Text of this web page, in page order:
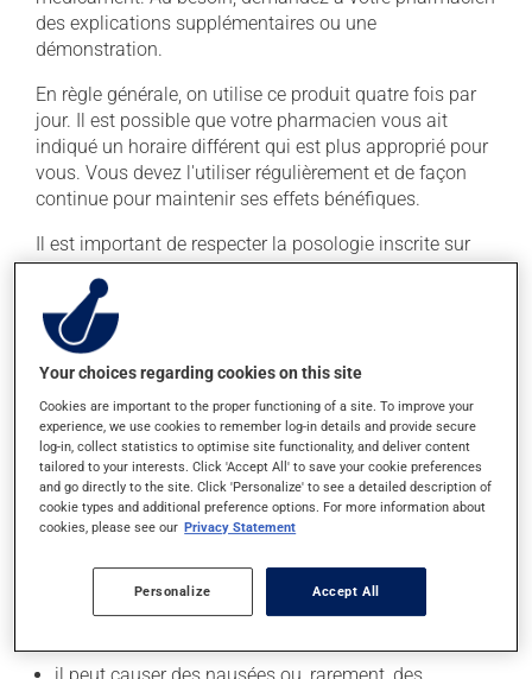
des explications supplémentaires ou une
démonstration.
En règle générale, on utilise ce produit quatre fois par
jour. Il est possible que votre pharmacien vous ait
indiqué un horaire différent qui est plus approprié pour
vous. Vous devez l'utiliser régulièrement et de façon
continue pour maintenir ses effets bénéfiques.
Il est important de respecter la posologie inscrite sur
l'étiquette. N'en utilisez pas plus, ni plus souvent
qu'indiqué. Si vous oubliez de prendre une dose,
prenez-la dès que vous y pensez. S'il est presque
l'heure de votre dose suivante, laissez simplement
tomber la dose oubliée. Ne doublez pas la dose
suivante pour tenter de vous rattraper.
Effets indésirables
En plus de ses effets recherchés, ce produit peut à
l'occasion entraîner certains effets indésirables (effets
secondaires), notamment :
il peut causer des maux de tête;
Your choices regarding cookies on this site
Cookies are important to the proper functioning of a site. To improve your
experience, we use cookies to remember log-in details and provide secure
log-in, collect statistics to optimise site functionality, and deliver content
tailored to your interests. Click 'Accept All' to save your cookie preferences
and go directly to the site. Click 'Personalize' to see a detailed description of
cookie types and additional preference options. For more information about
cookies, please see our Privacy Statement
Personalize Accept All